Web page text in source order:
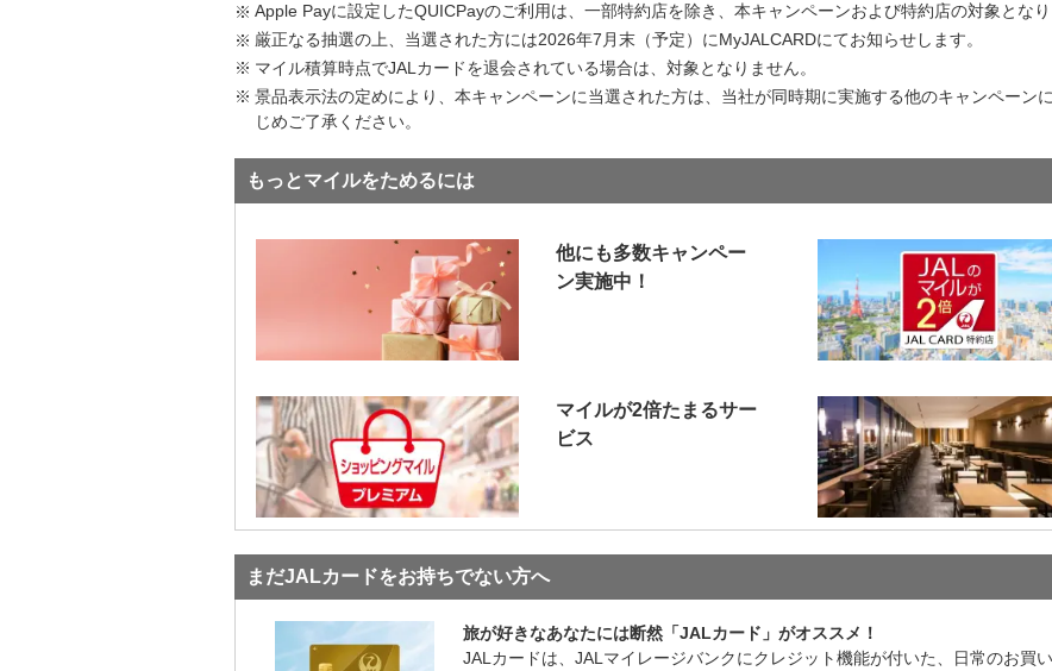
Apple Payに設定したQUICPayのご利用は、一部特約店を除き、本キャンペーンおよび特約店の対象となり
厳正なる抽選の上、当選された方には2026年7月末（予定）にMyJALCARDにてお知らせします。
マイル積算時点でJALカードを退会されている場合は、対象となりません。
景品表示法の定めにより、本キャンペーンに当選された方は、当社が同時期に実施する他のキャンペーン
じめご了承ください。
もっとマイルをためるには
他にも多数キャンペー
ン実施中！
マイルが2倍たまるサー
ビス
まだJALカードをお持ちでない方へ
旅が好きなあなたには断然「JALカード」がオススメ！
JALカードは、JALマイレージバンクにクレジット機能が付いた、日常のお買